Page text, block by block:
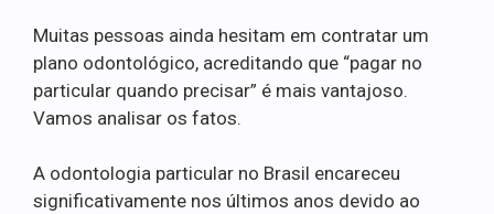
Muitas pessoas ainda hesitam em contratar um
plano odontológico, acreditando que “pagar no
particular quando precisar” é mais vantajoso.
Vamos analisar os fatos.
A odontologia particular no Brasil encareceu
significativamente nos últimos anos devido ao